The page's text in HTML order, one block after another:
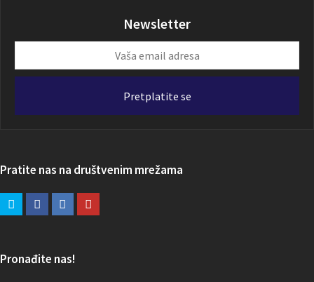
Newsletter
email
Pretplatite se
Pratite nas na društvenim mrežama
Pronađite nas!